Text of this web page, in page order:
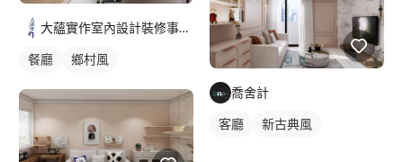
大蘊實作室內設計裝修事務所
餐廳 鄉村風
喬舍計
客廳 新古典風